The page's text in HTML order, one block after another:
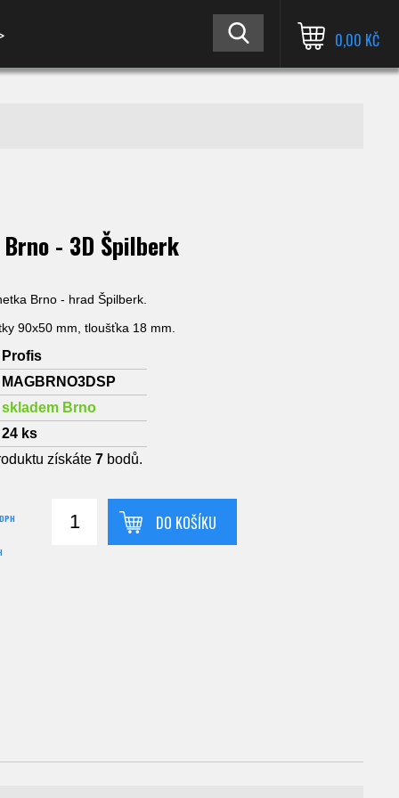
0,00 KČ
- 3D Špilberk
Brno - hrad Špilberk.
90x50 mm, tloušťka 18 mm.
Profis
MAGBRNO3DSP
skladem Brno
24 ks
získáte7 bodů.
DO KOŠÍKU